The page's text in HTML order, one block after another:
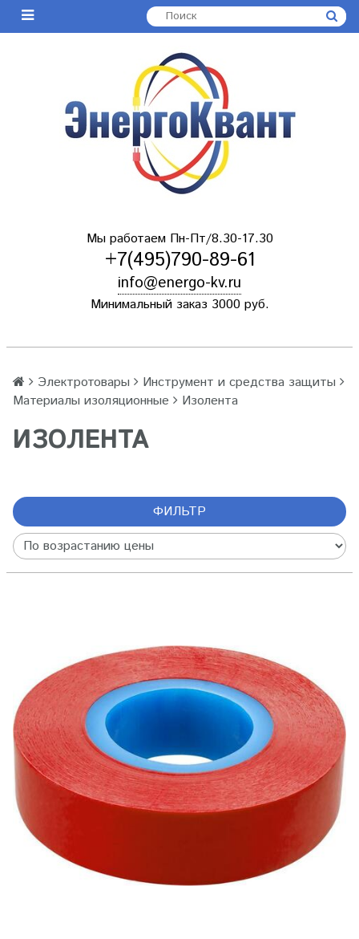
Мы работаем Пн-Пт/8.30-17.30
+7(495)790-89-61
info@energo-kv.ru
Минимальный заказ 3000 руб.
Электротовары
Инструмент и средства защиты
Материалы изоляционные
Изолента
ИЗОЛЕНТА
ФИЛЬТР